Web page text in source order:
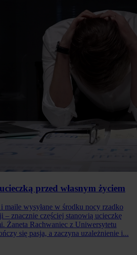
przed własnym życiem
maile wysyłane w środku nocy rzadko
– znacznie częściej stanowią ucieczkę
Żaneta Rachwaniec z Uniwersytetu
się pasja, a zaczyna uzależnienie i...